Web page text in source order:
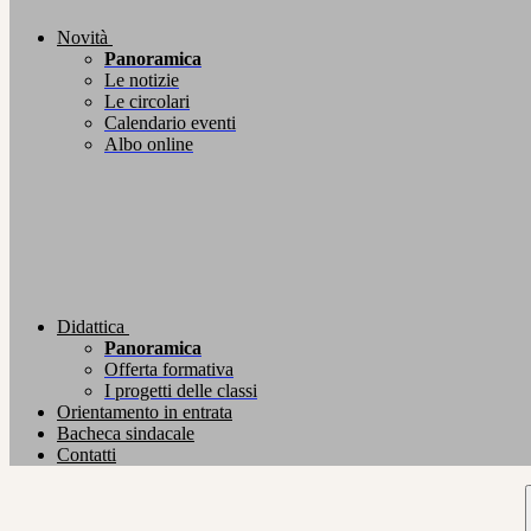
Novità
Panoramica
Le notizie
Le circolari
Calendario eventi
Albo online
Didattica
Panoramica
Offerta formativa
I progetti delle classi
Orientamento in entrata
Bacheca sindacale
Contatti